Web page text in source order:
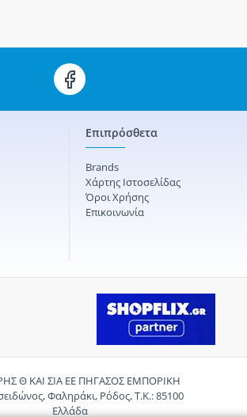
Επιπρόσθετα
Brands
Χάρτης Ιστοσελίδας
Όροι Χρήσης
Επικοινωνία
Θ ΚΑΙ ΣΙΑ ΕΕ ΠΗΓΑΣΟΣ ΕΜΠΟΡΙΚΗ
Φαληράκι, Ρόδος, Τ.Κ.: 85100
Ελλάδα